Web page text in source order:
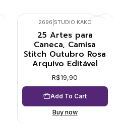
2696 STUDIO KAKO
25 Artes para
Caneca, Camisa
Stitch Outubro Rosa
Arquivo Editável
R$19,90
Add To Cart
Buy now